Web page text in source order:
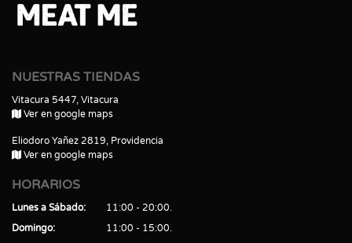
NUESTRAS TIENDAS
Vitacura 5447, Vitacura
Ver en google maps
Eliodoro Yañez 2819, Providencia
Ver en google maps
HORARIOS
Lunes a Sábado
11:00 - 20:00
Domingo
11:00 - 15:00